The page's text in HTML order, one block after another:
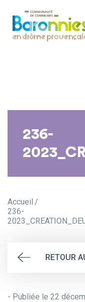
236-
Accueil
236-
RETOUR
- Publiée le 22